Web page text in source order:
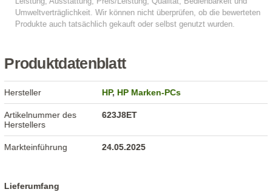
Produktdatenblatt
Hersteller HP,HP Marken-PCs
Artikelnummer des
Herstellers
623J8ET
Markteinführung 24.05.2025
Lieferumfang